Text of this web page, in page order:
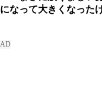
になって大きくなった